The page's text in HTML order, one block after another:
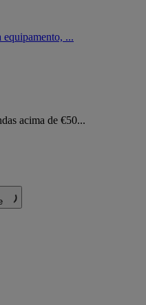
equipamento, ...
acima de €50...